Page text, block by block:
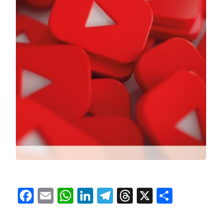
Facebook
EmailWhatsApp
LinkedIn
Telegram
Threads
X